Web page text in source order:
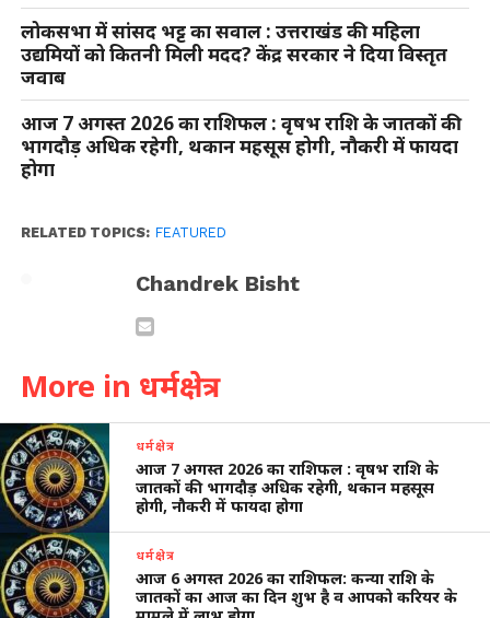
लोकसभा में सांसद भट्ट का सवाल : उत्तराखंड की महिला
उद्यमियों को कितनी मिली मदद? केंद्र सरकार ने दिया विस्तृत
जवाब
आज 7 अगस्त 2026 का राशिफल : वृषभ राशि के जातकों की
भागदौड़ अधिक रहेगी, थकान महसूस होगी, नौकरी में फायदा
होगा
RELATED TOPICS: FEATURED
Chandrek Bisht
More in धर्मक्षेत्र
धर्मक्षेत्र
आज 7 अगस्त 2026 का राशिफल : वृषभ राशि के
जातकों की भागदौड़ अधिक रहेगी, थकान महसूस
होगी, नौकरी में फायदा होगा
धर्मक्षेत्र
आज 6 अगस्त 2026 का राशिफल: कन्या राशि के
जातकों का आज का दिन शुभ है व आपको करियर के